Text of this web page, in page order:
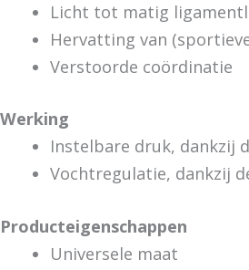
Licht tot matig
Hervatting van
Verstoorde coördinatie
Werking
Instelbare druk, dankzij
Vochtregulatie, dankzij
Producteigenschappen
Universele maat